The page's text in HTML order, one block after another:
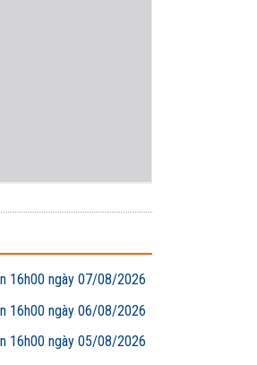
16h00 ngày 07/08/2026
16h00 ngày 06/08/2026
16h00 ngày 05/08/2026